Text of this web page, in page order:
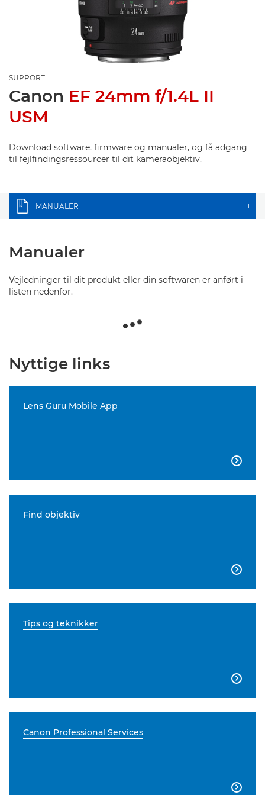
SUPPORT
Canon EF 24mm f/1.4L II
USM
Download software, firmware og manualer, og få adgang
til fejlfindingsressourcer til dit kameraobjektiv.
MANUALER +
Manualer
Vejledninger til dit produkt eller din softwaren er anført i
listen nedenfor.
Nyttige links
Lens Guru Mobile App

Find objektiv

Tips og teknikker

Canon Professional Services
